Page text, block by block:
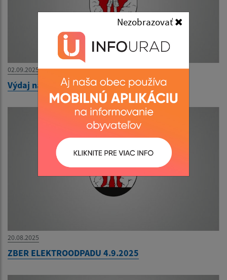
Nezobrazovať
02.09.2025
Výdaj naturálií AGROSPOL HONCE 2025
20.08.2025
ZBER ELEKTROODPADU 4.9.2025